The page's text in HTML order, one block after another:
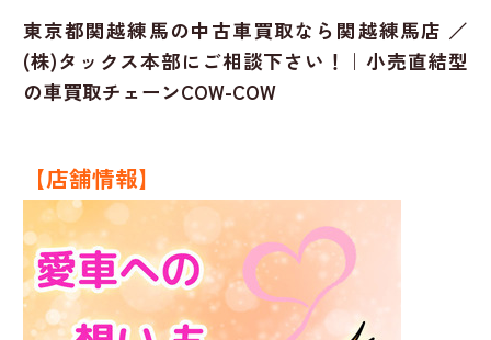
東京都関越練馬の中古車買取なら関越練馬店 ／
(株)タックス本部にご相談下さい！｜小売直結型
の車買取チェーンCOW-COW
【店舗情報】